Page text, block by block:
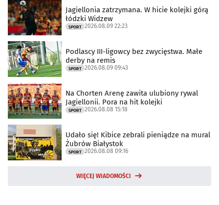
Jagiellonia zatrzymana. W hicie kolejki górą
łódzki Widzew
SPORT 2026.08.09 22:23
Podlascy III-ligowcy bez zwycięstwa. Małe
derby na remis
SPORT 2026.08.09 09:43
Na Chorten Arenę zawita ulubiony rywal
Jagiellonii. Pora na hit kolejki
SPORT 2026.08.08 15:18
Udało się! Kibice zebrali pieniądze na mural
Żubrów Białystok
SPORT 2026.08.08 09:16
WIĘCEJ WIADOMOŚCI